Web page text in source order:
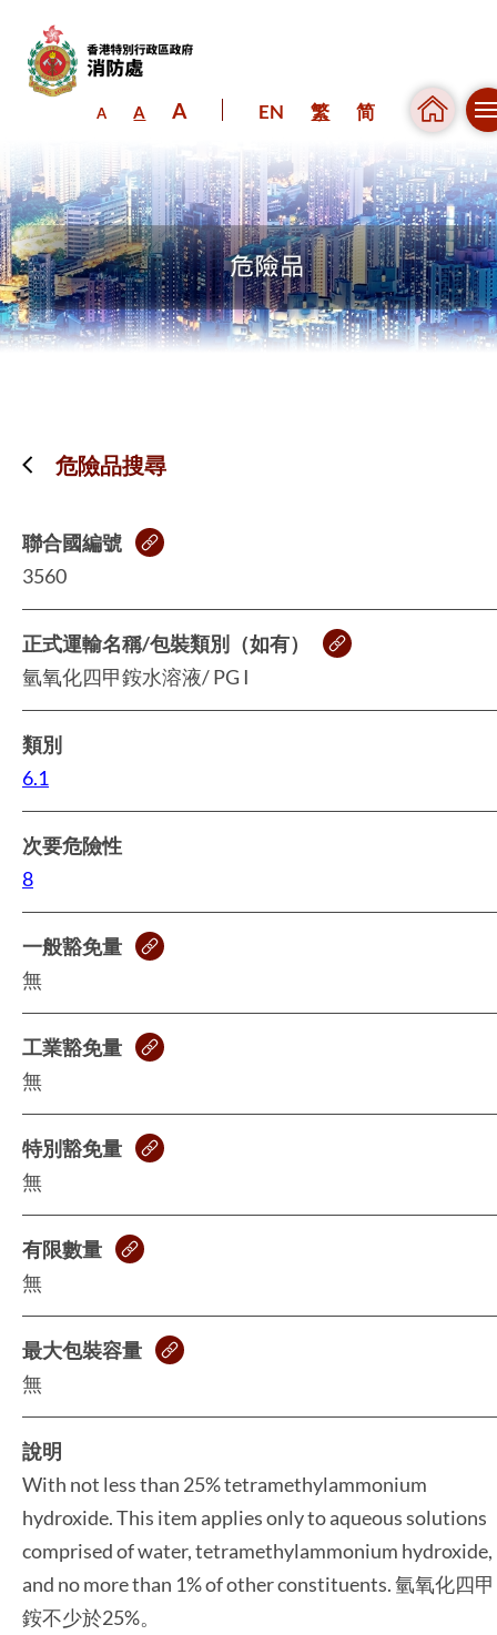
A A A EN 繁 简
危險品搜尋
聯合國編號
3560
正式運輸名稱/包裝類別（如有）
氫氧化四甲銨水溶液/ PG I
類別
6.1
次要危險性
8
一般豁免量
無
工業豁免量
無
特別豁免量
無
有限數量
無
最大包裝容量
無
說明
With not less than 25% tetramethylammonium
hydroxide. This item applies only to aqueous solutions
comprised of water, tetramethylammonium hydroxide,
and no more than 1% of other constituents. 氫氧化四甲
銨不少於25%。